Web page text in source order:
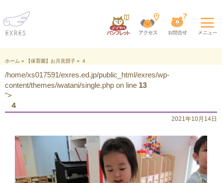
ホーム » 【保育園】お月見団子 » ４
/home/xs017591/exres.ed.jp/public_html/exres/wp-
content/themes/iwatani/single.php on line 13
">
４
2021年10月14日